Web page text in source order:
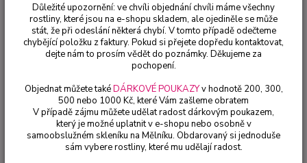
Chryzantémy Chryzantéma velkokvětá, Pink Lea - 3203
Chryzantéma velkokvětá, Pink
Lea - 3203
Důležité upozornění: ve chvíli objednání chvíli máme všechny
rostliny, které jsou na e-shopu skladem, ale ojediněle se může
stát, že při odeslání některá chybí. V tomto případě odečteme
chybějící položku z faktury. Pokud si přejete dopředu kontaktovat,
dejte nám to prosím vědět do poznámky. Děkujeme za
pochopení.
Objednat můžete takéDÁRKOVÉ POUKAZYv hodnotě 200, 300,
500 nebo 1000 Kč, které Vám zašleme obratem
V případě zájmu můžete udělat radost dárkovým poukazem,
který je možné uplatnit v e-shopu nebo osobně v
samoobslužném skleníku na Mělníku. Obdarovaný si jednoduše
sám vybere rostliny, které mu udělají radost.